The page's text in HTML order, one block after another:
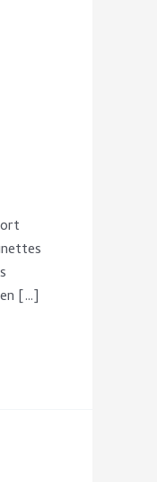
[…]